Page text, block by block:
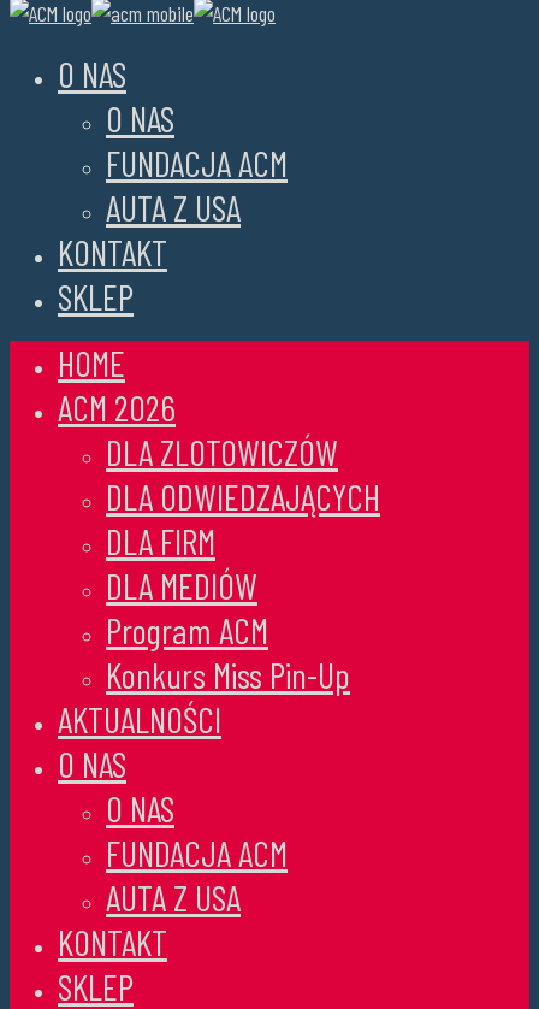
O NAS
O NAS
FUNDACJA ACM
AUTA Z USA
KONTAKT
SKLEP
HOME
ACM 2026
DLA ZLOTOWICZÓW
DLA ODWIEDZAJĄCYCH
DLA FIRM
DLA MEDIÓW
Program ACM
Konkurs Miss Pin-Up
AKTUALNOŚCI
O NAS
O NAS
FUNDACJA ACM
AUTA Z USA
KONTAKT
SKLEP